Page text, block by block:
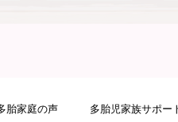
胎家庭の声 多胎児家族サポー